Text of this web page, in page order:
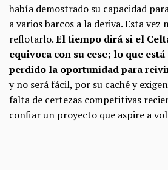
había demostrado su capacidad
a varios barcos a la deriva. Esta vez
reflotarlo.El tiempo dirá si el
equivoca con su cese; lo que
perdido la oportunidad para
y no será fácil, por su caché y
falta de certezas competitivas
confiar un proyecto que aspire a